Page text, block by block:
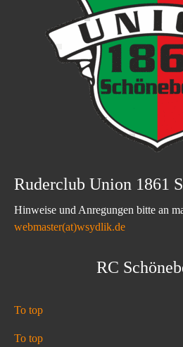
Ruderclub Union 1861
Hinweise und Anregungen bitte an
webmaster(at)wsydlik.de
RC
To top
To top